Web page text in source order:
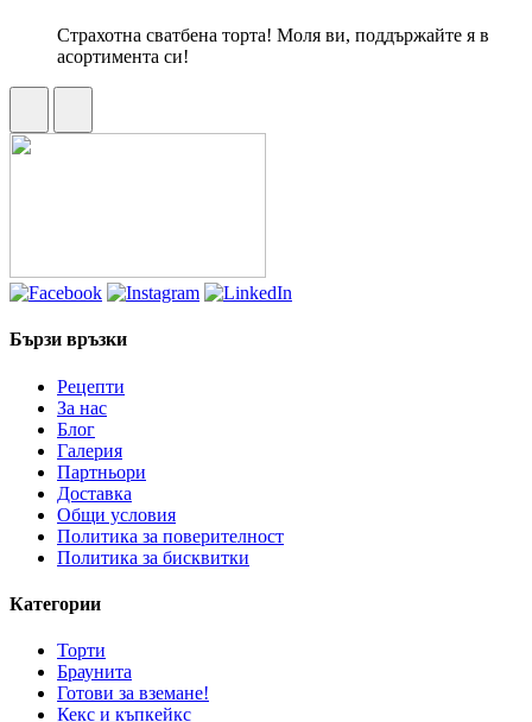
Страхотна сватбена торта! Моля ви, поддържайте я в
асортимента си!
Бързи връзки
Рецепти
За нас
Блог
Галерия
Партньори
Доставка
Общи условия
Политика за поверителност
Политика за бисквитки
Категории
Торти
Браунита
Готови за вземане!
Кекс и къпкейкс